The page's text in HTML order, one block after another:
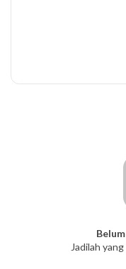
Jadilah